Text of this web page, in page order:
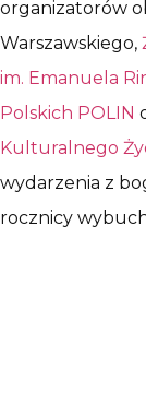
organizatorów
Warszawskiego,
im. Emanuela
Polskich POLIN
Kulturalnego
wydarzenia z
rocznicy